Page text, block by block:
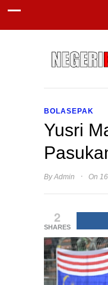
BOLASEPAK
Yusri
ByAdmin · On
2
SHARES